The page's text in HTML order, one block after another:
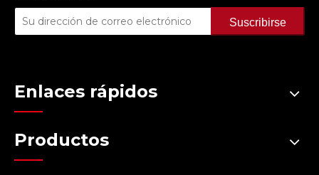
Suscribirse
Enlaces rápidos
Productos